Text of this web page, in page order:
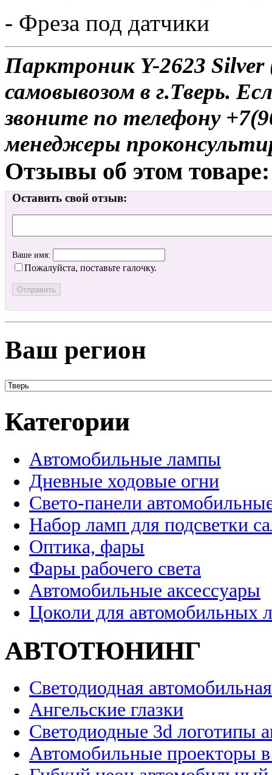
- Фреза под датчики
Парктроник Y-2623
самовывозом в г.Тверь.
звоните по телефону
менеджеры
Отзывы об этом товаре:
Оставить свой отзыв:
Ваше имя:
Пожалуйста, поставьте галочку.
Ваш регион
Категории
Автомобильные лампы
Дневные ходовые огни
Свето-панели
Набор ламп для подсветки
Оптика, фары
Фары рабочего света
Автомобильные аксессуары
Цоколи для автомобильных
АВТОТЮНИНГ
Светодиодная
Ангельские глазки
Светодиодные 3d логотипы
Автомобильные проекторы